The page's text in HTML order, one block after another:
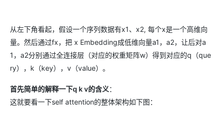
从左下角看起，假设一个序列数据有x1、x2, 每个x是一个高维向
量。然后通过fx，把 x Embedding成低维向量a1，a2，让后对a
1，a2分别通过全连接层（对应的权重矩阵w）得到对应的q（que
ry），k（key），v（value）。
首先简单的解释一下q k v的含义：
这就要看一下self attention的整体架构如下图：